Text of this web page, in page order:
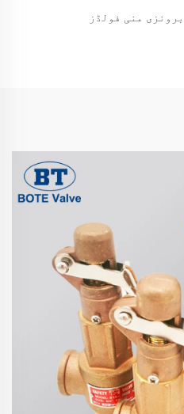
برونزی منی فولڈز